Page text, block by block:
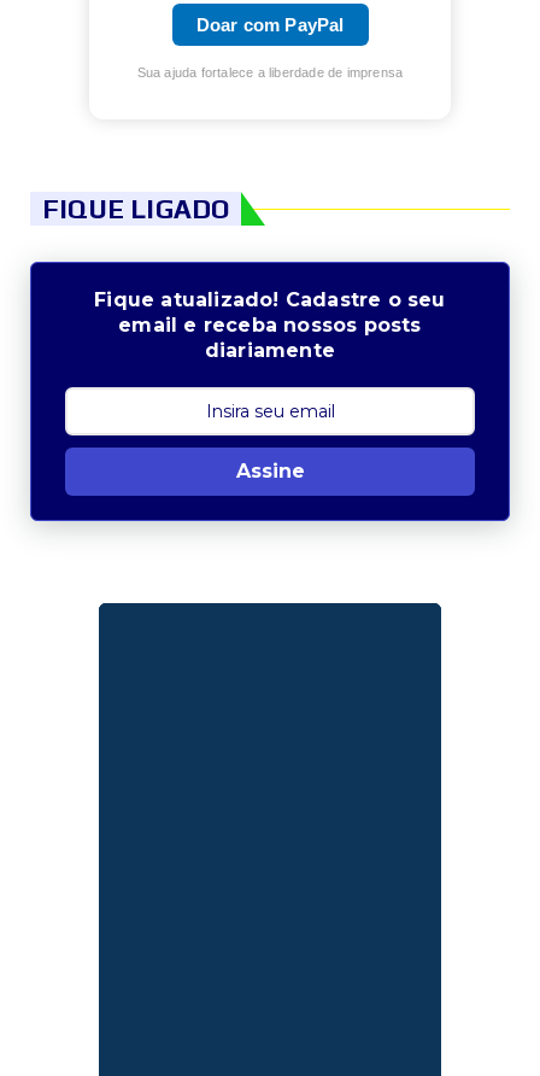
Doar com PayPal
Sua ajuda fortalece a liberdade de imprensa
FIQUE LIGADO
Fique atualizado! Cadastre o seu
email e receba nossos posts
diariamente
Assine